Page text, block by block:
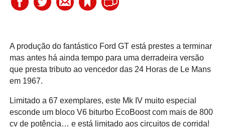
A produção do fantástico Ford GT está prestes a terminar
mas antes há ainda tempo para uma derradeira versão
que presta tributo ao vencedor das 24 Horas de Le Mans
em 1967.
Limitado a 67 exemplares, este Mk IV muito especial
esconde um bloco V6 biturbo EcoBoost com mais de 800
cv de potência… e está limitado aos circuitos de corrida!